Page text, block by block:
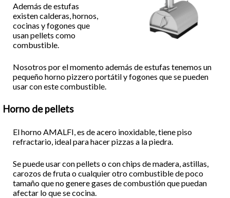
Además de estufas
existen calderas, hornos,
cocinas y fogones que
usan pellets como
combustible.
Nosotros por el momento además de estufas tenemos un
pequeño horno pizzero portátil y fogones que se pueden
usar con este combustible.
Horno de pellets
El horno AMALFI, es de acero inoxidable, tiene piso
refractario, ideal para hacer pizzas a la piedra.
Se puede usar con pellets o con chips de madera, astillas,
carozos de fruta o cualquier otro combustible de poco
tamaño que no genere gases de combustión que puedan
afectar lo que se cocina.